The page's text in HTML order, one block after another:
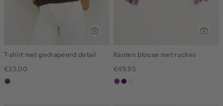
T-shirt met gedrapeerd detail
€35.00
choco
Kanten blouse met ruches
€49.95
middenpaars
indigo